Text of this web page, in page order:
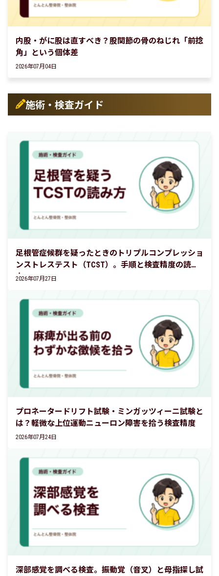
内股・がに股は直すべき？股関節の骨のねじれ「前捻
角」という個体差
2026年07月04日
施術・検査ガイド
足根管症候群を疑ったときのトリプルコンプレッショ
ンストレステスト（TCST）。手順と検査精度の読み
方
2026年07月27日
プロネータードリフト試験・ミンガッツィーニ試験と
は？軽微な上位運動ニューロン障害を拾う検査精度
2026年07月24日
深部感覚を調べる検査。振動覚（音叉）と母指探し試